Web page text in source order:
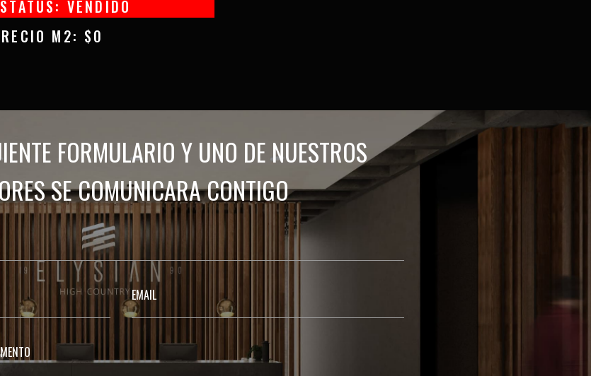
VENDIDO
M2: $0
FORMULARIO Y UNO DE NUESTROS
SE COMUNICARA CONTIGO